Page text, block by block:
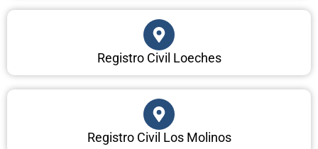
Registro Civil Loeches
Registro Civil Los Molinos